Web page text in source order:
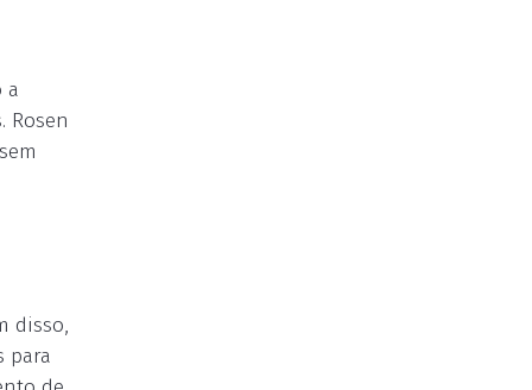
a
Rosen
disso,
para